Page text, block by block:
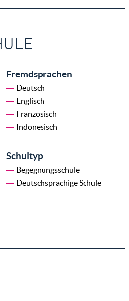
Fremdsprachen
Deutsch
Englisch
Französisch
Indonesisch
Schultyp
Begegnungsschule
Deutschsprachige Schule